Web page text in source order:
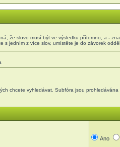
že slovo musí být ve výsledku přítomno, a -
s jedním z více slov, umístěte je do závorek
chcete vyhledávat. Subfóra jsou prohledávána
Ano